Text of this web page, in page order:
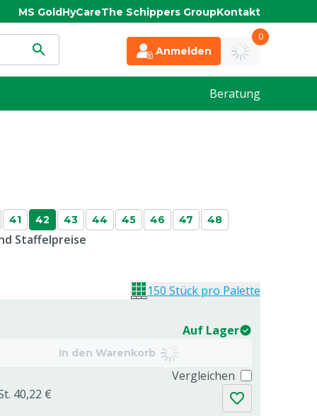
MS GoldHyCareThe Schippers GroupKontakt
Anmelden
0
Beratung
41 42 43 44 45 46 47 48
Auf Lager
In den Warenkorb
40,22 €
Vergleichen
Staffelpreise
150 Stück pro Palette